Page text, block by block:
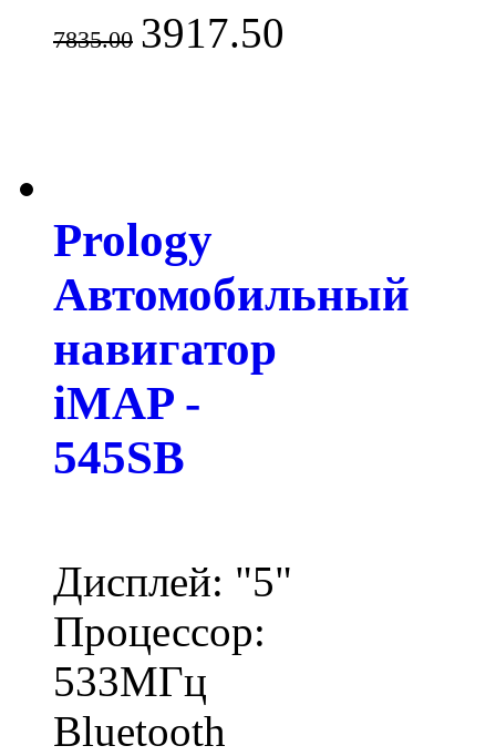
7835.00 3917.50
Prology
Автомобильный
навигатор
iMAP -
545SB
Дисплей: "5"
Процессор:
533МГц
Bluetooth